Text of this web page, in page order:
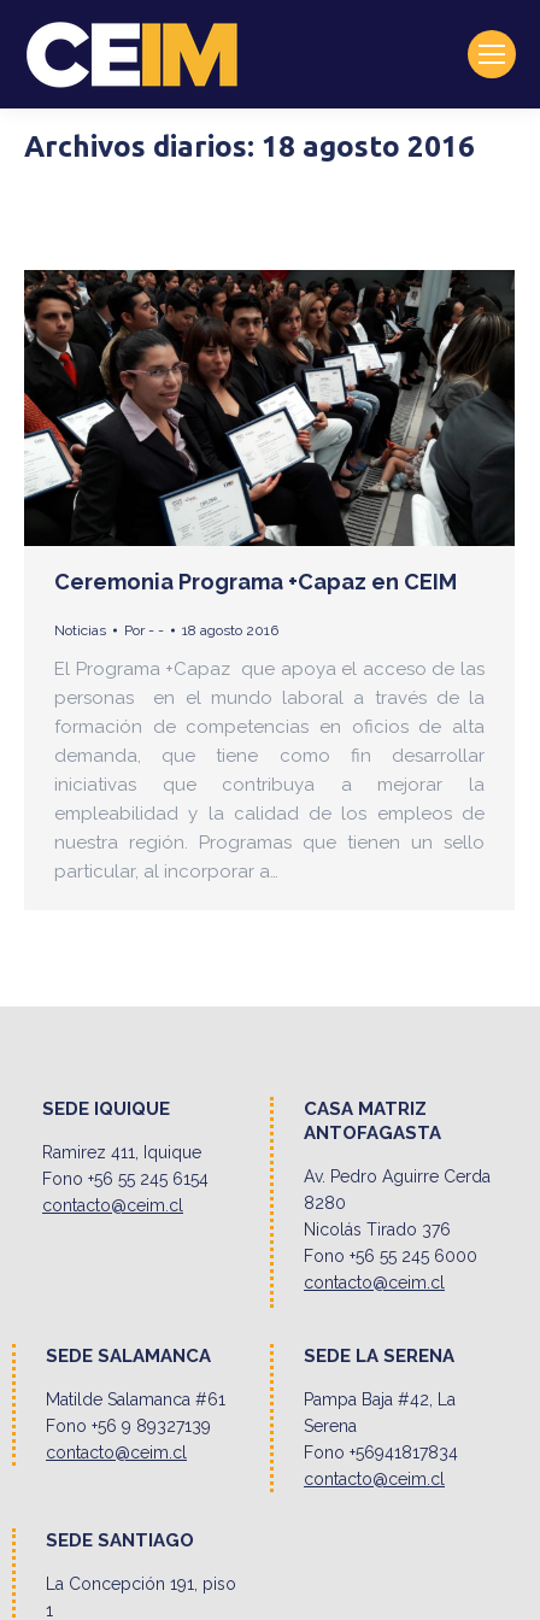
Archivos diarios: 18 agosto 2016
Ceremonia Programa +Capaz en CEIM
Noticias Por- - 18 agosto 2016
El Programa +Capaz que apoya el acceso de las
personas en el mundo laboral a través de la
formación de competencias en oficios de alta
demanda, que tiene como fin desarrollar
iniciativas que contribuya a mejorar la
empleabilidad y la calidad de los empleos de
nuestra región. Programas que tienen un sello
particular, al incorporar a…
SEDE IQUIQUE
Ramirez 411, Iquique
Fono +56 55 245 6154
contacto@ceim.cl
CASA MATRIZ
ANTOFAGASTA
Av. Pedro Aguirre Cerda
8280
Nicolás Tirado 376
Fono +56 55 245 6000
contacto@ceim.cl
SEDE SALAMANCA
Matilde Salamanca #61
Fono +56 9 89327139
contacto@ceim.cl
SEDE LA SERENA
Pampa Baja #42, La
Serena
Fono +56941817834
contacto@ceim.cl
SEDE SANTIAGO
La Concepción 191, piso
1